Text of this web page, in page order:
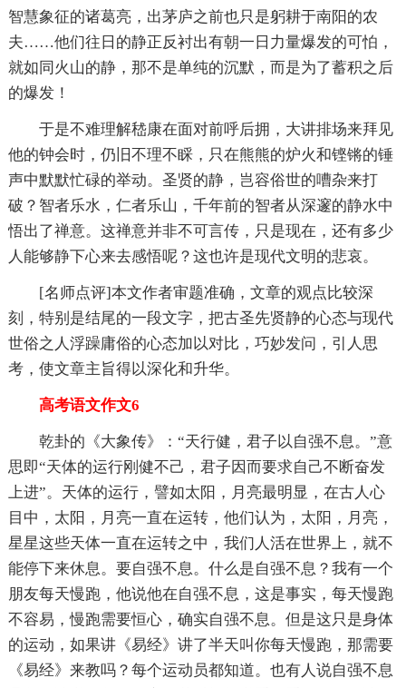
智慧象征的诸葛亮，出茅庐之前也只是躬耕于南阳的农
夫……他们往日的静正反衬出有朝一日力量爆发的可怕，
就如同火山的静，那不是单纯的沉默，而是为了蓄积之后
的爆发！
于是不难理解嵇康在面对前呼后拥，大讲排场来拜见
他的钟会时，仍旧不理不睬，只在熊熊的炉火和铿锵的锤
声中默默忙碌的举动。圣贤的静，岂容俗世的嘈杂来打
破？智者乐水，仁者乐山，千年前的智者从深邃的静水中
悟出了禅意。这禅意并非不可言传，只是现在，还有多少
人能够静下心来去感悟呢？这也许是现代文明的悲哀。
[名师点评]本文作者审题准确，文章的观点比较深
刻，特别是结尾的一段文字，把古圣先贤静的心态与现代
世俗之人浮躁庸俗的心态加以对比，巧妙发问，引人思
考，使文章主旨得以深化和升华。
高考语文作文6
乾卦的《大象传》：“天行健，君子以自强不息。”意
思即“天体的运行刚健不己，君子因而要求自己不断奋发
上进”。天体的运行，譬如太阳，月亮最明显，在古人心
目中，太阳，月亮一直在运转，他们认为，太阳，月亮，
星星这些天体一直在运转之中，我们人活在世界上，就不
能停下来休息。要自强不息。什么是自强不息？我有一个
朋友每天慢跑，他说他在自强不息，这是事实，每天慢跑
不容易，慢跑需要恒心，确实自强不息。但是这只是身体
的运动，如果讲《易经》讲了半天叫你每天慢跑，那需要
《易经》来教吗？每个运动员都知道。也有人说自强不息